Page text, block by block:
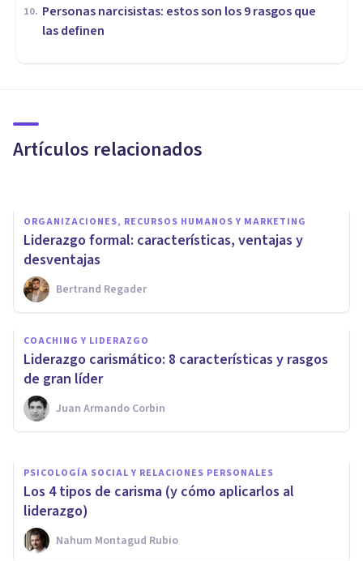
10. Personas narcisistas: estos son los 9 rasgos que
las definen
Artículos relacionados
y cómo se hacen con el poder
ORGANIZACIONES, RECURSOS HUMANOS Y MARKETING
Liderazgo formal: características, ventajas y
desventajas
Bertrand Regader
COACHING Y LIDERAZGO
Liderazgo carismático: 8 características y rasgos
de gran líder
Juan Armando Corbin
Tipos de Liderazgo: Las 5
clases de líder más habituales
Jonathan García-Allen
PSICOLOGÍA SOCIAL Y RELACIONES PERSONALES
Los 4 tipos de carisma (y cómo aplicarlos al
liderazgo)
Nahum Montagud Rubio